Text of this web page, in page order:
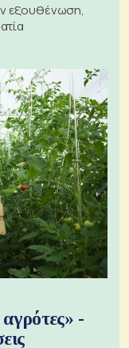
εξουθένωση,
-